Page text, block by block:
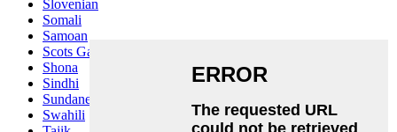
Slovenian
Somali
Samoan
Scots Gaelic
Shona
Sindhi
Sundanese
Swahili